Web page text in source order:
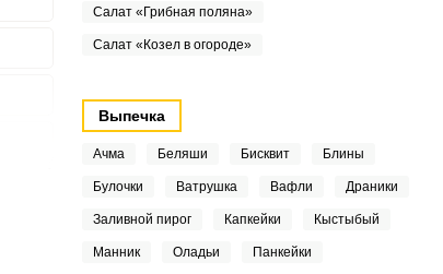
Салат «Грибная поляна»
Салат «Козел в огороде»
Выпечка
Ачма Беляши Бисквит Блины
Булочки Ватрушка Вафли Драники
Заливной пирог Капкейки Кыстыбый
Манник Оладьи Панкейки